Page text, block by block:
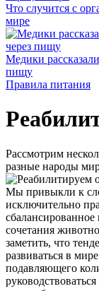
Что случится с
мире
Медики
пищу
Правила питания
Рассмотрим
разные народы
Мы привыкли к
исключительно
сочетания
заметить, что
развиваться в
подавляющего